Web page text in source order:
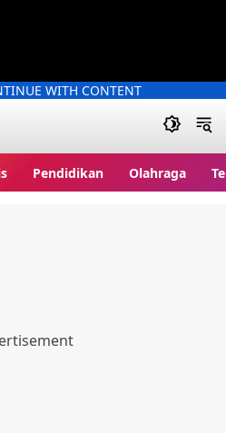
WITH CONTENT
Pendidikan Olahraga